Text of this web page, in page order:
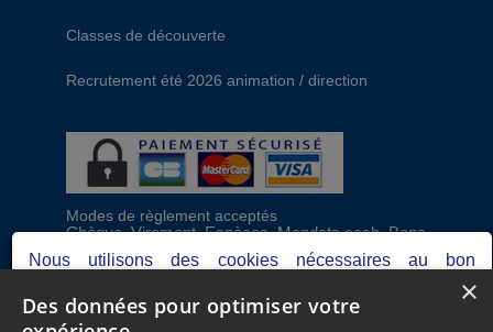
Classes de découverte
Recrutement été 2026 animation / direction
Modes de règlement acceptés
Chèque, Virement, Espèces, Mandats cash, Bons
CAF, Conseil général, Chèques vacances, Carte
bancaire, Prise en charge reçu sans règlement,
Nous utilisons des cookies nécessaires au bon
fonctionnement du site, ainsi que d'autres permettant de
réaliser des analyses pour optimiser votre expérience.×
Des données pour optimiser votre